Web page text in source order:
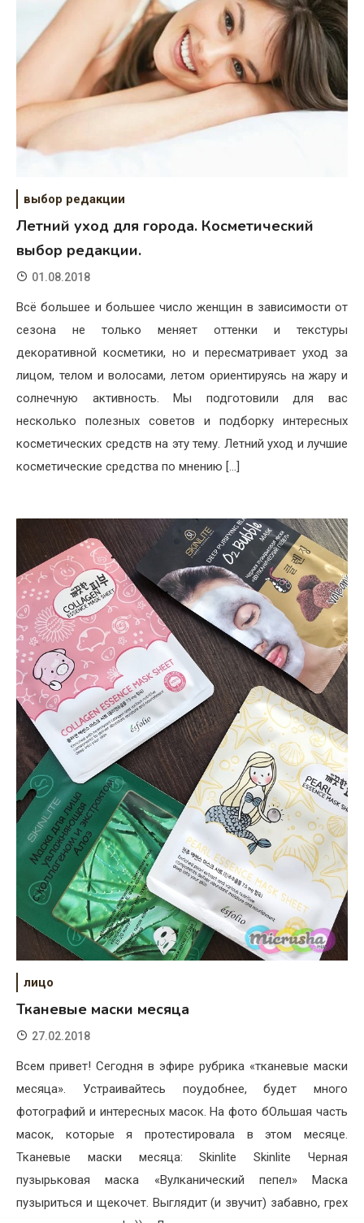
выбор редакции
Летний уход для города. Косметический
выбор редакции.
01.08.2018
Всё большее и большее число женщин в зависимости от
сезона не только меняет оттенки и текстуры
декоративной косметики, но и пересматривает уход за
лицом, телом и волосами, летом ориентируясь на жару и
солнечную активность. Мы подготовили для вас
несколько полезных советов и подборку интересных
косметических средств на эту тему. Летний уход и лучшие
косметические средства по мнению […]
лицо
Тканевые маски месяца
27.02.2018
Всем привет! Сегодня в эфире рубрика «тканевые маски
месяца». Устраивайтесь поудобнее, будет много
фотографий и интересных масок. На фото бОльшая часть
масок, которые я протестировала в этом месяце.
Тканевые маски месяца: Skinlite Skinlite Черная
пузырьковая маска «Вулканический пепел» Маска
пузыриться и щекочет. Выглядит (и звучит) забавно, грех